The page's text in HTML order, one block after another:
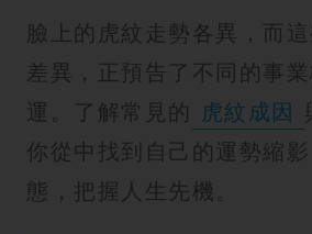
臉上的虎紋走勢各異，而
差異，正預告了不同的事
運。了解常見的 虎紋成因
你從中找到自己的運勢縮
態，把握人生先機。